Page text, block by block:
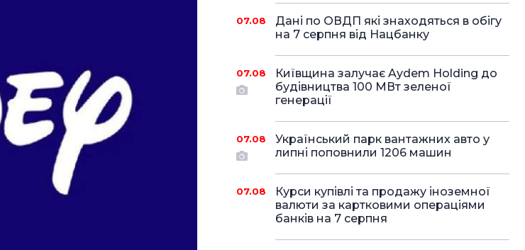
07.08
Дані по ОВДП які знаходяться в обігу
на 7 серпня від Нацбанку
07.08
Київщина залучає Aydem Holding до
будівництва 100 МВт зеленої
генерації
07.08
Український парк вантажних авто у
липні поповнили 1206 машин
07.08
Курси купівлі та продажу іноземної
валюти за картковими операціями
банків на 7 серпня